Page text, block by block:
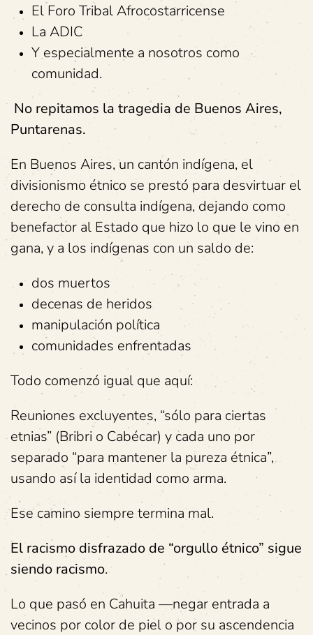
El Foro Tribal Afrocostarricense
La ADIC
Y especialmente a nosotros como
comunidad.
No repitamos la tragedia de Buenos Aires,
Puntarenas.
En Buenos Aires, un cantón indígena, el
divisionismo étnico se prestó para desvirtuar el
derecho de consulta indígena, dejando como
benefactor al Estado que hizo lo que le vino en
gana, y a los indígenas con un saldo de:
dos muertos
decenas de heridos
manipulación política
comunidades enfrentadas
Todo comenzó igual que aquí:
Reuniones excluyentes, “sólo para ciertas
etnias” (Bribri o Cabécar) y cada uno por
separado “para mantener la pureza étnica”,
usando así la identidad como arma.
Ese camino siempre termina mal.
El racismo disfrazado de “orgullo étnico” sigue
siendo racismo.
Lo que pasó en Cahuita —negar entrada a
vecinos por color de piel o por su ascendencia